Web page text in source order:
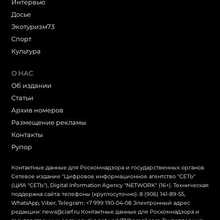
Интервью
Досье
Экотуризм73
Cпорт
Культура
О НАС
Об издании
Статьи
Архив номеров
Размещение рекламы
Контакты
Рупор
Контактные данные для Роскомнадзора и государственных органов
Сетевое издание "Цифровое информационное агентство "СЕТЬ"
(ЦИА "СЕТЬ"), Digital Information Agency "NETWORK" (16+). Техническая
поддержка сайта: телефоны (круглосуточно): 8 (906) 141-89-55,
WhatsApp, Viber, Telegram: +7 999 190-04-08 Электронный адрес
редакции: news@ciarf.ru Контактные данные для Роскомнадзора и